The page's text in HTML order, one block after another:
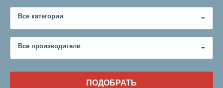
Все категории
Все производители
ПОДОБРАТЬ